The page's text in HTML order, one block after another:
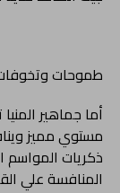
طموحات
أما جماهير
مستوي مميز
ذكريات المواسم
المنافسة علي